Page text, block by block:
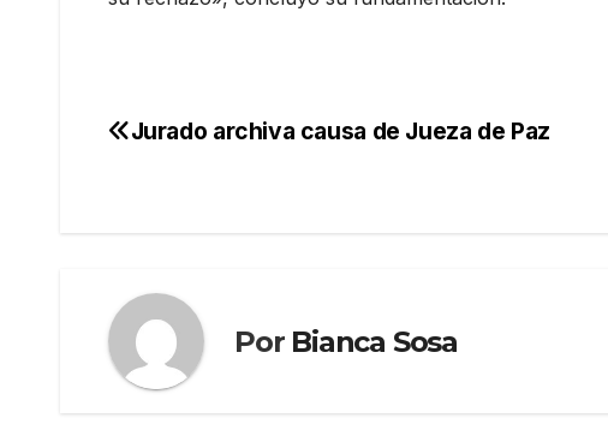
Navegación
Jurado archiva causa de Jueza de Paz
Por Bianca Sosa